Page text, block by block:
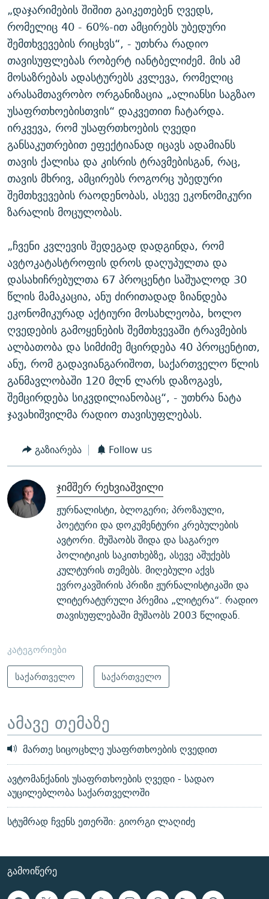
„დაჯარიმების შიშით გაიკეთებენ ღვედს,
რომელიც 40 - 60%-ით ამცირებს უბედური
შემთხვევების რიცხვს“, - უთხრა რადიო
თავისუფლებას რობერტ იანტბელიძემ. მის ამ
მოსაზრებას ადასტურებს კვლევა, რომელიც
არასამთავრობო ორგანიზაცია „ალიანსი საგზაო
უსაფრთხოებისთვის“ დაკვეთით ჩატარდა.
ირკვევა, რომ უსაფრთხოების ღვედი
განსაკუთრებით ეფექტიანად იცავს ადამიანს
თავის ქალისა და კისრის ტრავმებისგან, რაც,
თავის მხრივ, ამცირებს როგორც უბედური
შემთხვევების რაოდენობას, ასევე ეკონომიკური
ზარალის მოცულობას.
„ჩვენი კვლევის შედეგად დადგინდა, რომ
ავტოკატასტროფის დროს დაღუპულთა და
დასახიჩრებულთა 67 პროცენტი საშუალოდ 30
წლის მამაკაცია, ანუ ძირითადად ზიანდება
ეკონომიკურად აქტიური მოსახლეობა, ხოლო
ღვედების გამოყენების შემთხვევაში ტრავმების
ალბათობა და სიმძიმე მცირდება 40 პროცენტით,
ანუ, რომ გადავიანგარიშოთ, საქართველო წლის
განმავლობაში 120 მლნ ლარს დაზოგავს,
შემცირდება სიკვდილიანობაც“, - უთხრა ნატა
ჯავახიშვილმა რადიო თავისუფლებას.
გაზიარება Follow us
ჯიმშერ რეხვიაშვილი
ჟურნალისტი, ბლოგერი; პროზაული,
პოეტური და დოკუმენტური კრებულების
ავტორი. მუშაობს შიდა და საგარეო
პოლიტიკის საკითხებზე, ასევე აშუქებს
კულტურის თემებს. მიღებული აქვს
ევროკავშირის პრიზი ჟურნალისტიკაში და
ლიტერატურული პრემია „ლიტერა“. რადიო
თავისუფლებაში მუშაობს 2003 წლიდან.
კატეგორიები
საქართველო
საქართველო
ამავე თემაზე
მართე სიცოცხლე უსაფრთხოების ღვედით
ავტომანქანის უსაფრთხოების ღვედი - სადაო
აუცილებლობა საქართველოში
სტუმრად ჩვენს ეთერში: გიორგი ლაღიძე
ᲒᲐᲛᲝᲘᲬᲔᲠᲔ